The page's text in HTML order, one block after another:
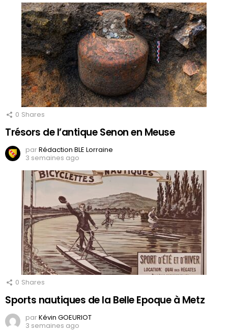
0 Shares
Trésors de l’antique Senon en Meuse
parRédaction BLE Lorraine
3 semaines ago
0 Shares
Sports nautiques de la Belle Epoque à Metz
parKévin GOEURIOT
3 semaines ago